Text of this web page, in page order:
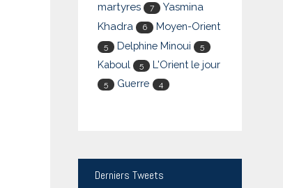
martyres
7
Yasmina
Khadra
6 Moyen-Orient
5 Delphine Minoui 5
Kaboul 5 L'Orient le jour
5 Guerre 4
Derniers Tweets